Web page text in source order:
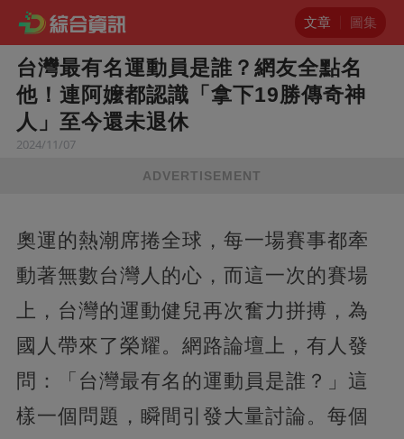
文章 圖集
台灣最有名運動員是誰？網友全點名
他！連阿嬤都認識「拿下19勝傳奇神
人」至今還未退休
2024/11/07
ADVERTISEMENT
奧運的熱潮席捲全球，每一場賽事都牽
動著無數台灣人的心，而這一次的賽場
上，台灣的運動健兒再次奮力拼搏，為
國人帶來了榮耀。網路論壇上，有人發
問：「台灣最有名的運動員是誰？」這
樣一個問題，瞬間引發大量討論。每個